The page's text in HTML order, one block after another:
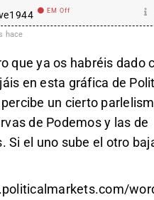
EM Off
hace
que ya os habréis dado
en esta gráfica de
un cierto
de Podemos y las de
Si el uno sube el otro